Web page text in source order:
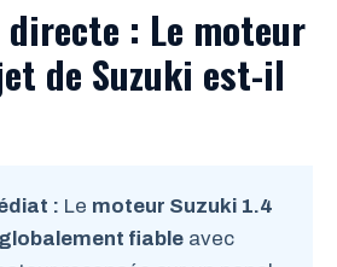
directe : Le moteur
de Suzuki est-il
: Le moteur Suzuki 1.4
globalement fiable avec